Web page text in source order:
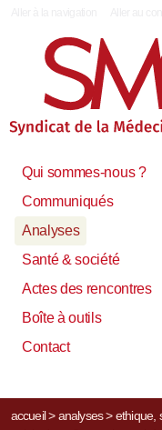
Qui sommes-nous ?
Communiqués
Analyses
Santé & société
Actes des rencontres
Boîte à outils
Contact
accueil> analyses> ethique,